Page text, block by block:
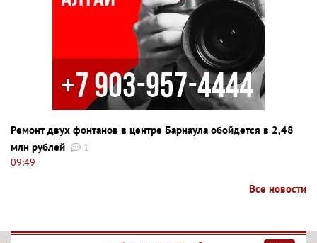
Ремонт двух фонтанов в центре Барнаула обойдется в 2,48
млн рублей
1
09:49
Все новости